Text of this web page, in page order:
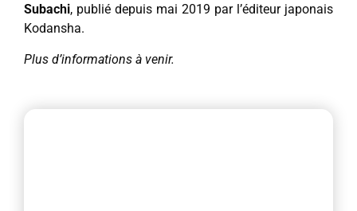
Subachi, publié depuis mai 2019 par l’éditeur japonais
Kodansha.
Plus d’informations à venir.